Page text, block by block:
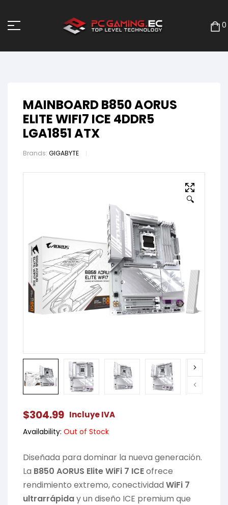
0
MAINBOARD B850 AORUS
ELITE WIFI7 ICE 4DDR5
LGA1851 ATX
Brands: GIGABYTE
🔍
$304.99 Incluye IVA
Availability: Out of Stock
Diseñada para dominar la nueva generación.
La B850 AORUS Elite WiFi 7 ICEofrece
rendimiento extremo, conectividad WiFi 7
ultrarrápiday un diseño ICE premium que